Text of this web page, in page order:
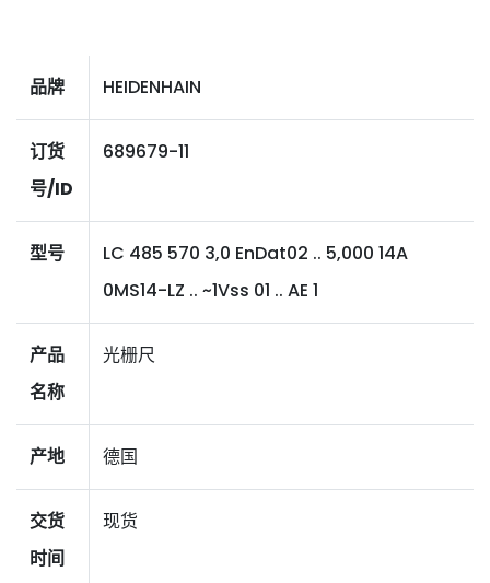
品牌 HEIDENHAIN
订货
号/ID
689679-11
型号
LC 485 570 3,0 EnDat02 .. 5,000 14A
0MS14-LZ .. ~1Vss 01 .. AE 1
产品
名称
光栅尺
产地 德国
交货
时间
现货